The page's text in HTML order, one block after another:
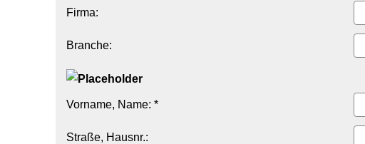
Firma:
Branche:
Vorname, Name: *
Straße, Hausnr.: